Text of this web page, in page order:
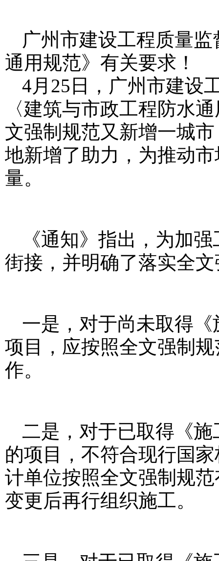
广州市建设工程质量
通用规范》有关要求！
4月25日，广州市建设
〈建筑与市政工程防水
文强制规范又新增一城
地新增了助力，为推动
量。
《通知》指出，为加
街接，并明确了落实全
一是，对于尚未取得
项目，应按照全文强制
作。
二是，对于已取得《
的项目，不符合现行国
计单位按照全文强制规
变更后再行组织施工。